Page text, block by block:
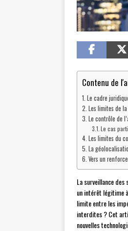
Contenu de
Le cadre
Les limites de
Le contrôle de
Le cas
Les limites du
La
Vers un
La surveillance
un intérêt légitime
limite entre les
interdites ? Cet
nouvelles